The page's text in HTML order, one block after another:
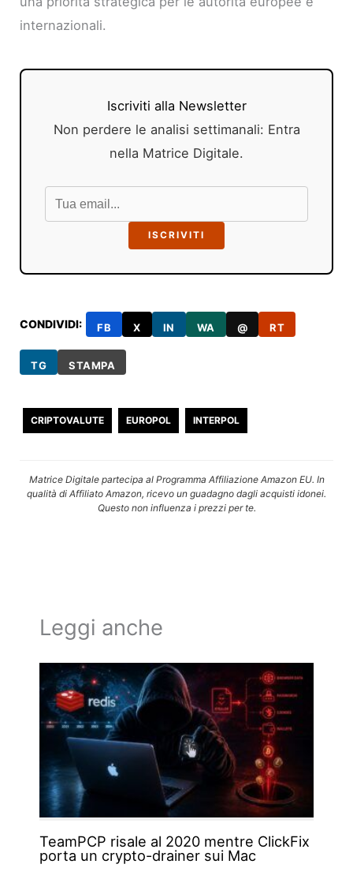
internazionali.
Iscriviti alla Newsletter
Non perdere le analisi settimanali: Entra
nella Matrice Digitale.
ISCRIVITI
CONDIVIDI: FB X IN WA @ RT
TG STAMPA
CRIPTOVALUTE EUROPOL INTERPOL
Matrice Digitale partecipa al Programma Affiliazione Amazon EU. In
qualità di Affiliato Amazon, ricevo un guadagno dagli acquisti idonei.
Questo non influenza i prezzi per te.
Leggi anche
TeamPCP risale al 2020 mentre ClickFix
porta un crypto-drainer sui Mac